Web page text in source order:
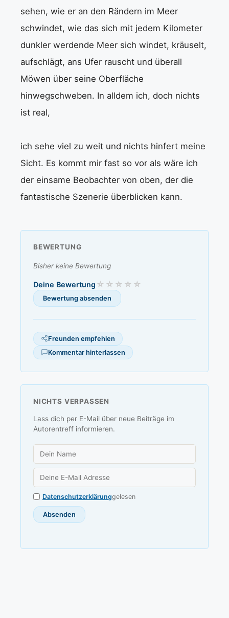
sehen, wie er an den Rändern im Meer
schwindet, wie das sich mit jedem Kilometer
dunkler werdende Meer sich windet, kräuselt,
aufschlägt, ans Ufer rauscht und überall
Möwen über seine Oberfläche
hinwegschweben. In alldem ich, doch nichts
ist real,
ich sehe viel zu weit und nichts hinfert meine
Sicht. Es kommt mir fast so vor als wäre ich
der einsame Beobachter von oben, der die
fantastische Szenerie überblicken kann.
BEWERTUNG
Bisher keine Bewertung
Deine Bewertung
Freunden empfehlen
Kommentar hinterlassen
NICHTS VERPASSEN
Lass dich per E-Mail über neue Beiträge im
Autorentreff informieren.
Datenschutzerklärunggelesen